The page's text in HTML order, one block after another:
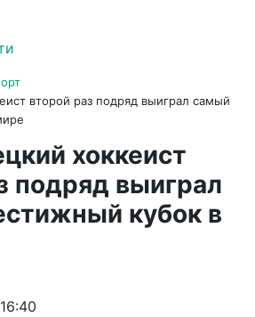
второй раз подряд выиграл самый
хоккеист
подряд выиграл
кубок в